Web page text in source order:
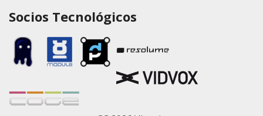
Socios Tecnológicos